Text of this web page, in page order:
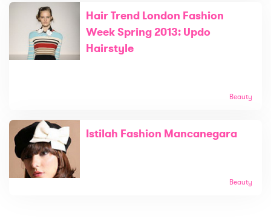
Hair Trend London Fashion
Week Spring 2013: Updo
Hairstyle
Beauty
Istilah Fashion Mancanegara
Beauty